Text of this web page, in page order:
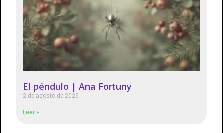
El péndulo | Ana Fortuny
2 de agosto de 2026
Leer »